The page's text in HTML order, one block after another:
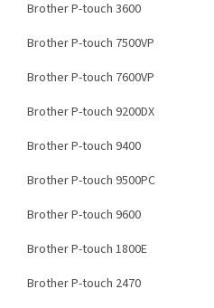
Brother P-touch 3600
Brother P-touch 7500VP
Brother P-touch 7600VP
Brother P-touch 9200DX
Brother P-touch 9400
Brother P-touch 9500PC
Brother P-touch 9600
Brother P-touch 1800E
Brother P-touch 2470